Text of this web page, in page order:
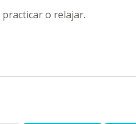
o relajar.